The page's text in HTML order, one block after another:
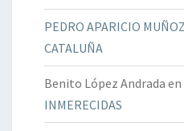
PEDRO APARICIO MUÑOZ
CATALUÑA
Benito López Andrada en
INMERECIDAS